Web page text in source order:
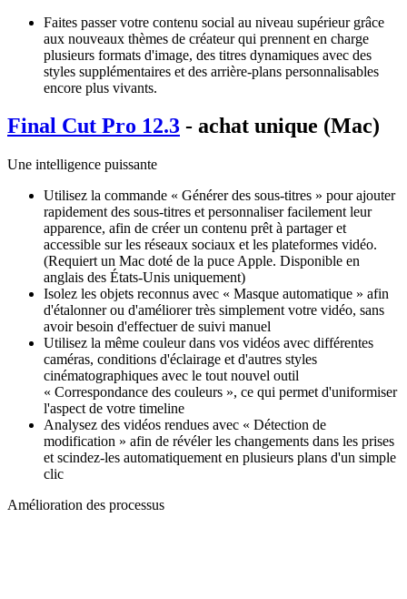
Faites passer votre contenu social au niveau supérieur grâce
aux nouveaux thèmes de créateur qui prennent en charge
plusieurs formats d'image, des titres dynamiques avec des
styles supplémentaires et des arrière-plans personnalisables
encore plus vivants.
Final Cut Pro 12.3 - achat unique (Mac)
Une intelligence puissante
Utilisez la commande « Générer des sous-titres » pour ajouter
rapidement des sous-titres et personnaliser facilement leur
apparence, afin de créer un contenu prêt à partager et
accessible sur les réseaux sociaux et les plateformes vidéo.
(Requiert un Mac doté de la puce Apple. Disponible en
anglais des États-Unis uniquement)
Isolez les objets reconnus avec « Masque automatique » afin
d'étalonner ou d'améliorer très simplement votre vidéo, sans
avoir besoin d'effectuer de suivi manuel
Utilisez la même couleur dans vos vidéos avec différentes
caméras, conditions d'éclairage et d'autres styles
cinématographiques avec le tout nouvel outil
« Correspondance des couleurs », ce qui permet d'uniformiser
l'aspect de votre timeline
Analysez des vidéos rendues avec « Détection de
modification » afin de révéler les changements dans les prises
et scindez-les automatiquement en plusieurs plans d'un simple
clic
Amélioration des processus